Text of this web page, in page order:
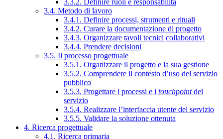
3.3.2. Definire ruoli e responsabilità
3.4. Metodo di lavoro
3.4.1. Definire processi, strumenti e rituali
3.4.2. Curare la documentazione di progetto
3.4.3. Organizzare tavoli tecnici collaborativi
3.4.4. Prendere decisioni
3.5. Il processo progettuale
3.5.1. Organizzare il progetto e la sua gestione
3.5.2. Comprendere il contesto d’uso del servizio
pubblico
3.5.3. Progettare i processi e i touchpointdel
servizio
3.5.4. Realizzare l’interfaccia utente del servizio
3.5.5. Validare la soluzione ottenuta
4. Ricerca progettuale
4.1. Ricerca primaria